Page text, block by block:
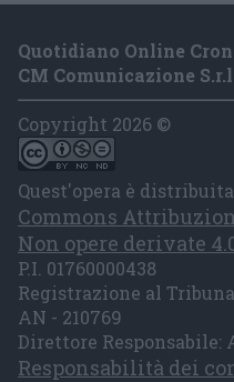
Quotidiano Online
CM Comunicazione
Copyright 2026 ©
Quest'opera è
Commons
Non opere derivate
P.I. 01760000438
Registrazione al
AN - 210769
Direttore Responsabile:
Responsabilità dei